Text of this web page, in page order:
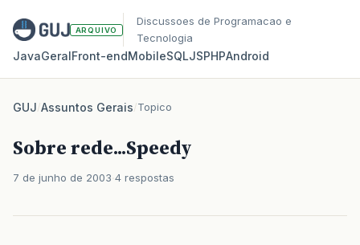
ARQUIVO
Discussoes de Programacao e
Tecnologia
JavaGeralFront‑endMobileSQLJSPHPAndroid
GUJ/Assuntos Gerais/Topico
Sobre rede...Speedy
7 de junho de 2003 4 respostas